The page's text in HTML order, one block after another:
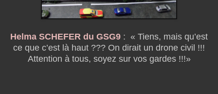
Helma SCHEFER du GSG9 : « Tiens, mais qu’est
ce que c’est là haut ??? On dirait un drone civil !!!
Attention à tous, soyez sur vos gardes !!!»